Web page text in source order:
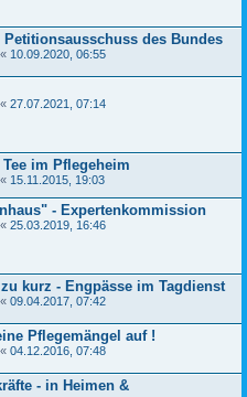
des Bundes
« 10.09.2020, 06:55
« 27.07.2021, 07:14
im Pflegeheim
« 15.11.2015, 19:03
- Expertenkommission
« 25.03.2019, 16:46
kurz - Engpässe im Tagdienst
« 09.04.2017, 07:42
Pflegemängel auf !
« 04.12.2016, 07:48
- in Heimen &